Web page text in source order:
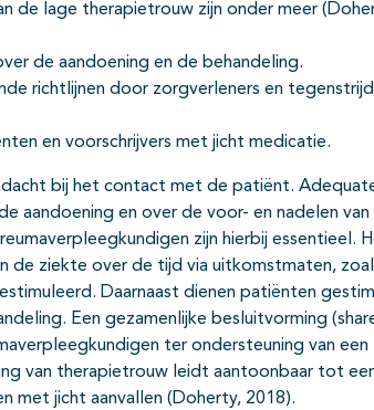
de lage therapietrouw zijn onder meer
de aandoening en de behandeling.
richtlijnen door zorgverleners en
en voorschrijvers met jicht medicatie.
bij het contact met de patiënt.
aandoening en over de voor- en nadelen
zijn hierbij essentieel.
de ziekte over de tijd via uitkomstmaten,
Daarnaast dienen patiënten
Een gezamenlijke besluitvorming
ter ondersteuning van
van therapietrouw leidt aantoonbaar tot
met jicht aanvallen (Doherty, 2018).